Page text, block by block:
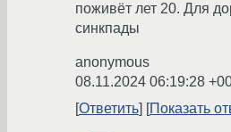
поживёт лет 20. Для
синкпады
anonymous
08.11.2024 06:19:28
Ответить
Показать